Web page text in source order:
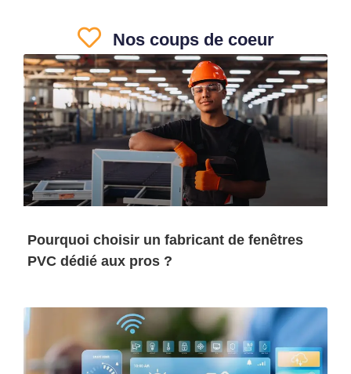
Nos coups de coeur
Pourquoi choisir un fabricant de fenêtres
PVC dédié aux pros ?